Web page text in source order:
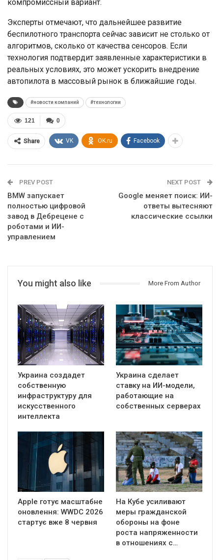
компромиссный вариант.
Эксперты отмечают, что дальнейшее развитие
беспилотного транспорта сейчас зависит не столько от
алгоритмов, сколько от качества сенсоров. Если
технология подтвердит заявленные характеристики в
реальных условиях, это может ускорить внедрение
автопилота в массовый рынок в ближайшие годы.
#новости компаний #технологии
0
121
Share VK OK.ru Facebook
PREV POST
BMW запускает
полностью цифровой
завод в Дебрецене с
роботами и ИИ-
управлением
NEXT POST
Google меняет поиск: ИИ-
ответы вытесняют
классические ссылки
You might also like More From Author
Украина создадет
собственную
инфраструктуру для
искусственного
интеллекта
Украина сделает
ставку на ИИ-модели,
работающие на
собственных серверах
Apple готує масштабне
оновлення: WWDC 2026
стартує вже 8 червня
На Кубе усиливают
меры гражданской
обороны на фоне
роста напряженности
в отношениях с…